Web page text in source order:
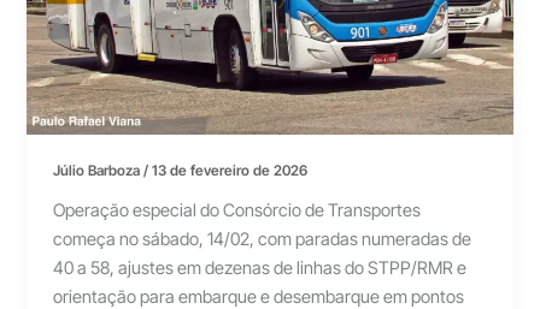
Júlio Barboza/13 de fevereiro de 2026
Operação especial do Consórcio de Transportes
começa no sábado, 14/02, com paradas numeradas de
40 a 58, ajustes em dezenas de linhas do STPP/RMR e
orientação para embarque e desembarque em pontos